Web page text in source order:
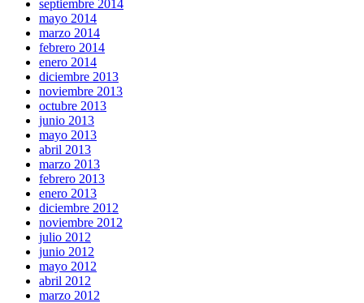
septiembre 2014
mayo 2014
marzo 2014
febrero 2014
enero 2014
diciembre 2013
noviembre 2013
octubre 2013
junio 2013
mayo 2013
abril 2013
marzo 2013
febrero 2013
enero 2013
diciembre 2012
noviembre 2012
julio 2012
junio 2012
mayo 2012
abril 2012
marzo 2012